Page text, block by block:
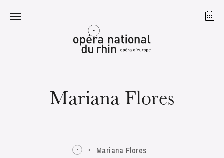
Straßburg
Mariana Flores
Mariana Flores